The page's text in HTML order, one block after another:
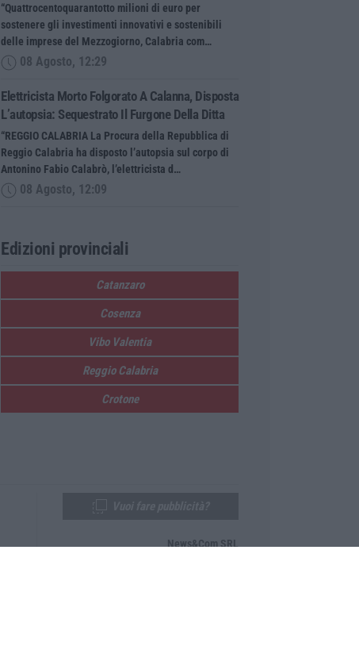
“Quattrocentoquarantotto milioni di euro per
sostenere gli investimenti innovativi e sostenibili
delle imprese del Mezzogiorno, Calabria com…
08 Agosto, 12:29
Elettricista Morto Folgorato A Calanna, Disposta
L’autopsia: Sequestrato Il Furgone Della Ditta
“REGGIO CALABRIA La Procura della Repubblica di
Reggio Calabria ha disposto l’autopsia sul corpo di
Antonino Fabio Calabrò, l’elettricista d…
08 Agosto, 12:09
Edizioni provinciali
Catanzaro
Cosenza
Vibo Valentia
Reggio Calabria
Crotone
News&Com SRL